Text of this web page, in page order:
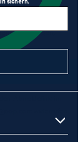
und Informationen im
Leistungen der
Einladungen,